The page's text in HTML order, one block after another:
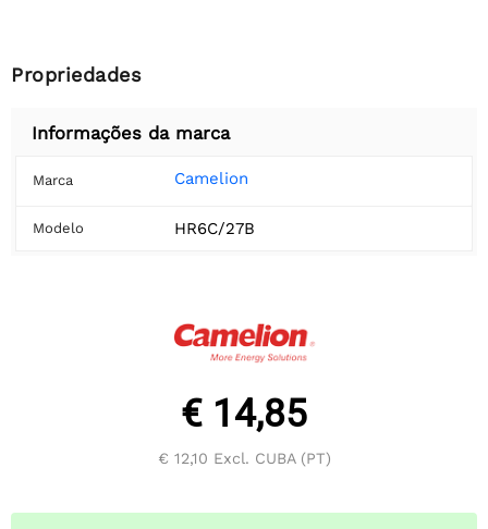
Propriedades
Informações da marca
Marca Camelion
Modelo HR6C/27B
€ 14,85
€ 12,10 Excl. CUBA (PT)